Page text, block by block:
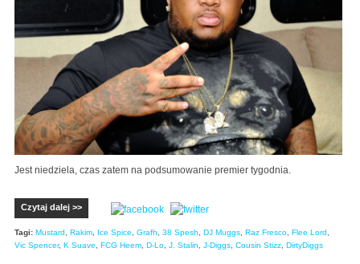
Jest niedziela, czas zatem na podsumowanie premier tygodnia.
Czytaj dalej >>
Tagi: Mustard , Rakim, Ice Spice, Grafh, 38 Spesh, DJ Muggs, Raz Fresco, Flee Lord ,
Vic Spencer, K Suave, FCG Heem, D-Lo, J. Stalin, J-Diggs, Cousin Stizz, DirtyDiggs